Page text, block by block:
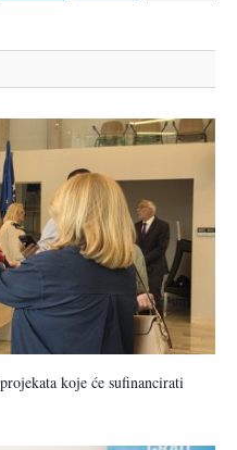
koje će sufinancirati